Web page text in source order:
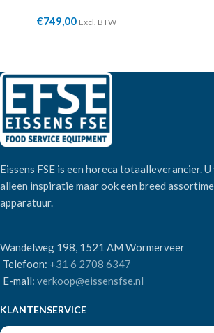
€749,00 Excl. BTW
Eissens FSE is een horeca totaalleverancier.
alleen inspiratie maar ook een breed
apparatuur.
Wandelweg 198, 1521 AM Wormerveer
Telefoon: +31 6 2708 6347
E-mail: verkoop@eissensfse.nl
KLANTENSERVICE